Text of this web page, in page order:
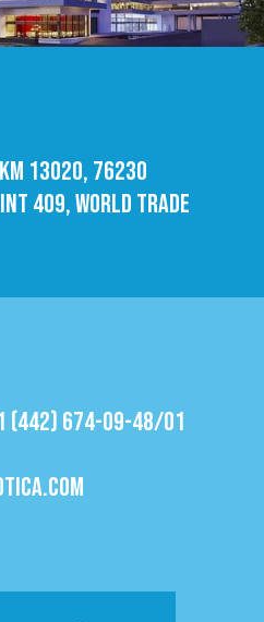
13020, 76230
409, World trade
(442) 674-09-48/01